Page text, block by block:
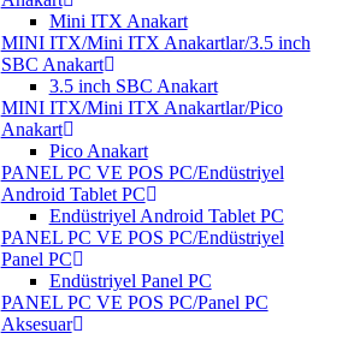
Mini ITX Anakart
MINI ITX/Mini ITX Anakartlar/3.5 inch
SBC Anakart
3.5 inch SBC Anakart
MINI ITX/Mini ITX Anakartlar/Pico
Anakart
Pico Anakart
PANEL PC VE POS PC/Endüstriyel
Android Tablet PC
Endüstriyel Android Tablet PC
PANEL PC VE POS PC/Endüstriyel
Panel PC
Endüstriyel Panel PC
PANEL PC VE POS PC/Panel PC
Aksesuar